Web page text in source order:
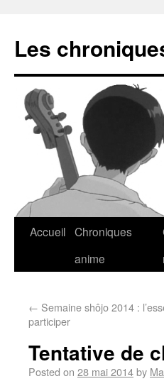
Les
Accueil Chroniques
anime
← Semaine shôjo 2014 :
participer
Tentative de
Posted on 28 mai 2014by